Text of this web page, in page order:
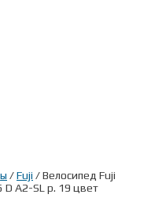
/Fuji / Велосипед Fuji
D A2-SL р. 19 цвет